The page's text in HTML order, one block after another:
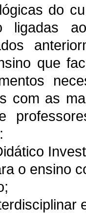
do
ligadas
que
com as
ensino